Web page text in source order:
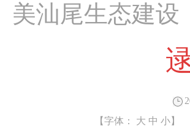
美汕尾生态建设
【字体： 大 中 小】